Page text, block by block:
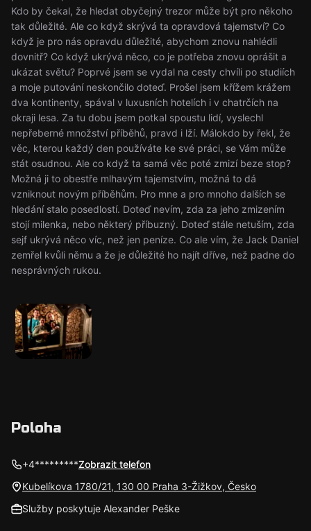
Kdo by čekal, že hledat obyčejný trezor může být pro někoho
tak důležité. Ale co když skrývá ta opravdová tajemství? Co
když je pro nás opravdu důležité, abychom znovu nahlédli
dovnitř? Co když ukrývá něco, co je potřeba znovu oprášit a
ukázat světu? Poprvé jsem se vydal na cesty chvíli po studiích
a moje putování neskončilo doteď. Prošel jsem křížem krážem
dva kontinenty, spával v luxusních hotelích i v chatrčích na
okraji lesa. Za tu dobu jsem potkal spoustu lidí, vyslechl
nepřeberné množství příběhů, pravd i lží. Málokdo by řekl, že
věc, kterou každý den používáte ke své práci, se Vám může
stát osudnou. Ale co když ta samá věc poté zmizí beze stop?
Možná ji to obestře mlhavým tajemstvím, možná to dá
vzniknout novým příběhům. Pro mne a pro mnoho dalších se
hledání stalo posedlostí. Doteď nevím, zda za jeho zmizením
stojí milenka, nebo některý příbuzný. Doteď stále netuším, zda
sejf ukrývá něco víc, než jen peníze. Co ale vím, že Jack Daniel
zemřel kvůli němu a že je důležité ho najít dříve, než padne do
nesprávných rukou.
Poloha
+4*********Zobrazit telefon
Kubelíkova 1780/21, 130 00 Praha 3-Žižkov, Česko
Služby poskytuje Alexander Peške